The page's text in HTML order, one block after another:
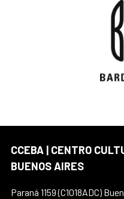
CCEBA | CENTRO
BUENOS AIRES
Paraná 1159 (C1018ADC)